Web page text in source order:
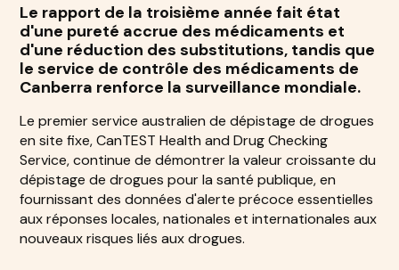
Le rapport de la troisième année fait état
d'une pureté accrue des médicaments et
d'une réduction des substitutions, tandis que
le service de contrôle des médicaments de
Canberra renforce la surveillance mondiale.
Le premier service australien de dépistage de drogues
en site fixe, CanTEST Health and Drug Checking
Service, continue de démontrer la valeur croissante du
dépistage de drogues pour la santé publique, en
fournissant des données d'alerte précoce essentielles
aux réponses locales, nationales et internationales aux
nouveaux risques liés aux drogues.